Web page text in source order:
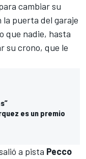
cambiar su
la puerta del garaje
que nadie, hasta
su crono, que le
es un premio
a pista Pecco